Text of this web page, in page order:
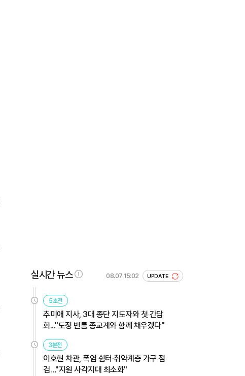
실시간 뉴스 08.07 15:02 UPDATE
5초전
추미애 지사, 3대 종단 지도자와 첫 간담
회..."도정 빈틈 종교계와 함께 채우겠다"
3분전
이호현 차관, 폭염 쉼터·취약계층 가구 점
검…"지원 사각지대 최소화"